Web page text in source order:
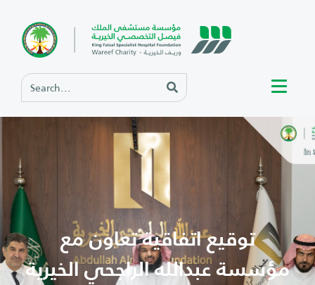
توقيع اتفاقية تعاون مع
مؤسسة عبدالله الراجحي الخيرية